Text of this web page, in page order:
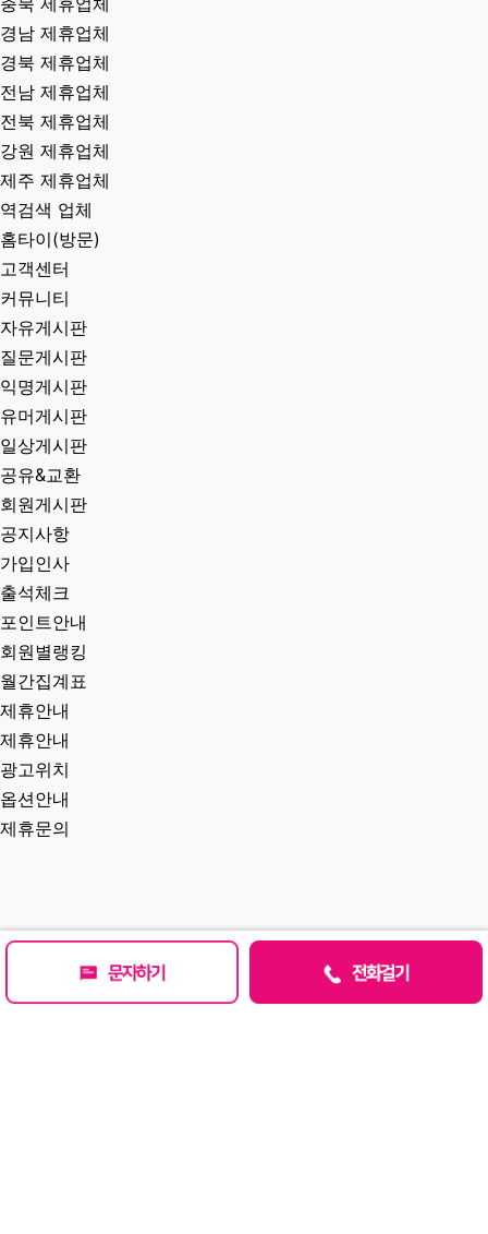
경남 제휴업체
경북 제휴업체
전남 제휴업체
전북 제휴업체
강원 제휴업체
제주 제휴업체
역검색 업체
홈타이(방문)
고객센터
커뮤니티
자유게시판
질문게시판
익명게시판
유머게시판
일상게시판
공유&교환
회원게시판
공지사항
가입인사
출석체크
포인트안내
회원별랭킹
월간집계표
제휴안내
제휴안내
광고위치
옵션안내
제휴문의